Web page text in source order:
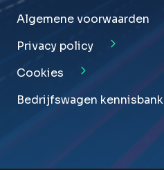
Algemene voorwaarden
Privacy policy
Cookies
Bedrijfswagen kennisbank